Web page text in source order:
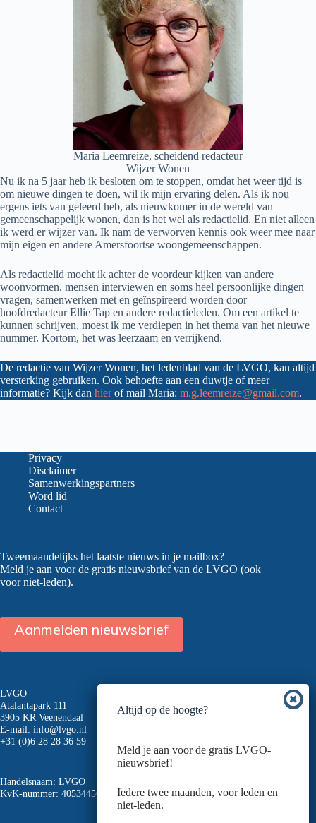
Maria Leemreize, scheidend redacteur
Wijzer Wonen
Nu ik na 5 jaar heb ik besloten om te stoppen, omdat het weer tijd is
om nieuwe dingen te doen, wil ik mijn ervaring delen. Als ik nou
ergens iets van geleerd heb, als nieuwkomer in de wereld van
gemeenschappelijk wonen, dan is het wel als redactielid. En niet alleen
ik werd er wijzer van. Ik nam de verworven kennis ook weer mee naar
mijn eigen en andere Amersfoortse woongemeenschappen.
Als redactielid mocht ik achter de voordeur kijken van andere
woonvormen, mensen interviewen en soms heel persoonlijke dingen
vragen, samenwerken met en geïnspireerd worden door
hoofdredacteur Ellie Tap en andere redactieleden. Om een artikel te
kunnen schrijven, moest ik me verdiepen in het thema van het nieuwe
nummer. Kortom, het was leerzaam en verrijkend.
De redactie van Wijzer Wonen, het ledenblad van de LVGO, kan altijd
versterking gebruiken. Ook behoefte aan een duwtje of meer
informatie? Kijk dan hierof mail Maria: m.g.leemreize@gmail.com.
Privacy
Disclaimer
Samenwerkingspartners
Word lid
Contact
Tweemaandelijks het laatste nieuws in je mailbox?
Meld je aan voor de gratis nieuwsbrief van de LVGO (ook
voor niet-leden).
Aanmelden nieuwsbrief
LVGO
Atalantapark 111
3905 KR Veenendaal
E-mail: info@lvgo.nl
+31 (0)6 28 28 36 59
Handelsnaam: LVGO
KvK-nummer: 40534456
Altijd op de hoogte?
Meld je aan voor de gratis LVGO-
nieuwsbrief!
Iedere twee maanden, voor leden en
niet-leden.